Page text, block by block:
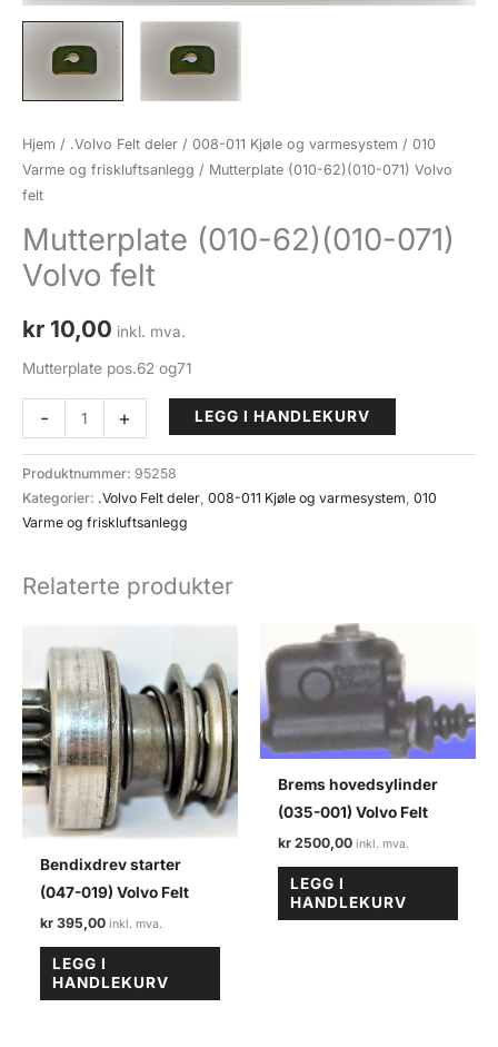
Hjem / .Volvo Felt deler / 008-011 Kjøle og varmesystem / 010
Varme og friskluftsanlegg / Mutterplate (010-62)(010-071) Volvo
felt
Mutterplate (010-62)(010-071)
Volvo felt
kr 10,00 inkl. mva.
Mutterplate pos.62 og71
-
Mutterplate
(010-
62)
(010-
071)
felt
+ LEGG I HANDLEKURV
Produktnummer: 95258
Kategorier: .Volvo Felt deler 008-011 Kjøle og varmesystem 010
Varme og friskluftsanlegg
Relaterte produkter
Bendixdrev starter
(047-019) Volvo Felt
kr 395,00
LEGG I
HANDLEKURV
Brems hovedsylinder
(035-001) Volvo Felt
kr 2500,00
LEGG I
HANDLEKURV